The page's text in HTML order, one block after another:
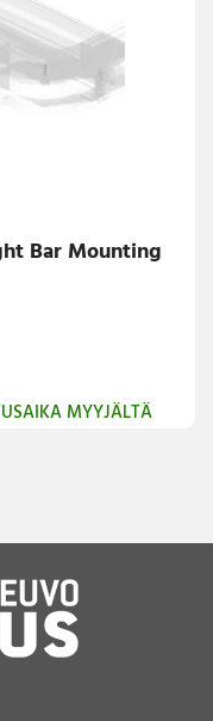
Bar Mounting
MYYJÄLTÄ